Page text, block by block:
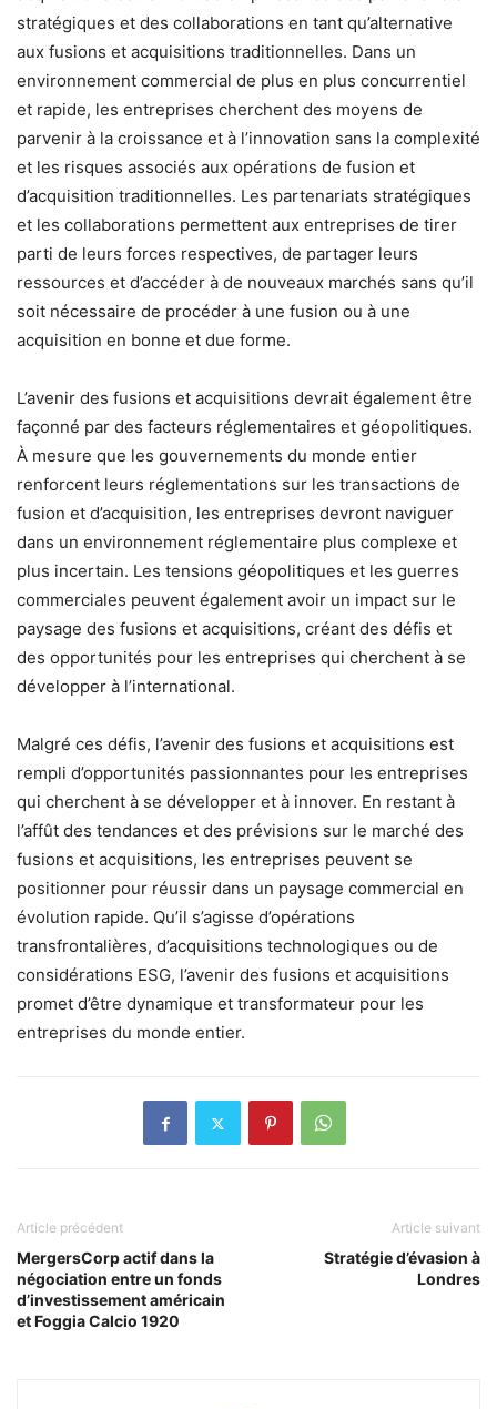
stratégiques et des collaborations en tant qu’alternative
aux fusions et acquisitions traditionnelles. Dans un
environnement commercial de plus en plus concurrentiel
et rapide, les entreprises cherchent des moyens de
parvenir à la croissance et à l’innovation sans la complexité
et les risques associés aux opérations de fusion et
d’acquisition traditionnelles. Les partenariats stratégiques
et les collaborations permettent aux entreprises de tirer
parti de leurs forces respectives, de partager leurs
ressources et d’accéder à de nouveaux marchés sans qu’il
soit nécessaire de procéder à une fusion ou à une
acquisition en bonne et due forme.
L’avenir des fusions et acquisitions devrait également être
façonné par des facteurs réglementaires et géopolitiques.
À mesure que les gouvernements du monde entier
renforcent leurs réglementations sur les transactions de
fusion et d’acquisition, les entreprises devront naviguer
dans un environnement réglementaire plus complexe et
plus incertain. Les tensions géopolitiques et les guerres
commerciales peuvent également avoir un impact sur le
paysage des fusions et acquisitions, créant des défis et
des opportunités pour les entreprises qui cherchent à se
développer à l’international.
Malgré ces défis, l’avenir des fusions et acquisitions est
rempli d’opportunités passionnantes pour les entreprises
qui cherchent à se développer et à innover. En restant à
l’affût des tendances et des prévisions sur le marché des
fusions et acquisitions, les entreprises peuvent se
positionner pour réussir dans un paysage commercial en
évolution rapide. Qu’il s’agisse d’opérations
transfrontalières, d’acquisitions technologiques ou de
considérations ESG, l’avenir des fusions et acquisitions
promet d’être dynamique et transformateur pour les
entreprises du monde entier.
Article précédent
MergersCorp actif dans la
négociation entre un fonds
d’investissement américain
et Foggia Calcio 1920
Article suivant
Stratégie d’évasion à
Londres